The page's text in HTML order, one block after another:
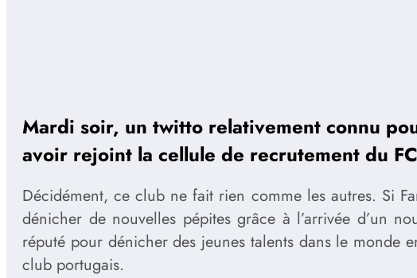
Mardi soir, un twitto relativement connu
avoir rejoint la cellule de recrutement du
Décidément, ce club ne fait rien comme les autres. Si
dénicher de nouvelles pépites grâce à l’arrivée d’un
réputé pour dénicher des jeunes talents dans le
club portugais.